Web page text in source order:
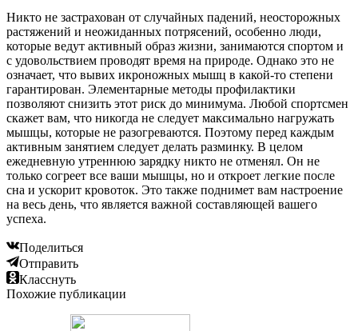
Никто не застрахован от случайных падений, неосторожных
растяжений и неожиданных потрясений, особенно люди,
которые ведут активный образ жизни, занимаются спортом и
с удовольствием проводят время на природе. Однако это не
означает, что вывих икроножных мышц в какой-то степени
гарантирован. Элементарные методы профилактики
позволяют снизить этот риск до минимума. Любой спортсмен
скажет вам, что никогда не следует максимально нагружать
мышцы, которые не разогреваются. Поэтому перед каждым
активным занятием следует делать разминку. В целом
ежедневную утреннюю зарядку никто не отменял. Он не
только согреет все ваши мышцы, но и откроет легкие после
сна и ускорит кровоток. Это также поднимет вам настроение
на весь день, что является важной составляющей вашего
успеха.
Поделиться
Отправить
Класснуть
Похожие публикации